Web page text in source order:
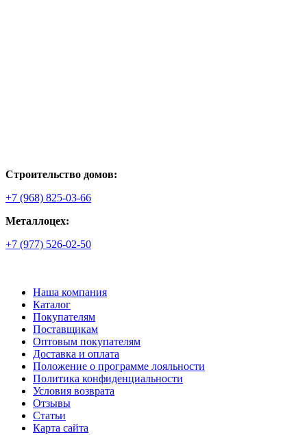
Строительство домов:
+7 (968) 825-03-66
Металлоцех:
+7 (977) 526-02-50
Наша компания
Каталог
Покупателям
Поставщикам
Оптовым покупателям
Доставка и оплата
Положение о программе лояльности
Политика конфиденциальности
Условия возврата
Отзывы
Статьи
Карта сайта